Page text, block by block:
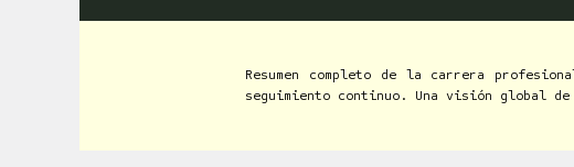
Resumen completo de la carrera
seguimiento continuo. Una visión global